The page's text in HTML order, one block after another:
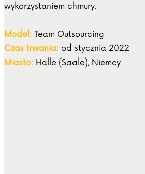
wykorzystaniem chmury.
Model: Team Outsourcing
Czas trwania: od stycznia 2022
Miasto: Halle (Saale), Niemcy